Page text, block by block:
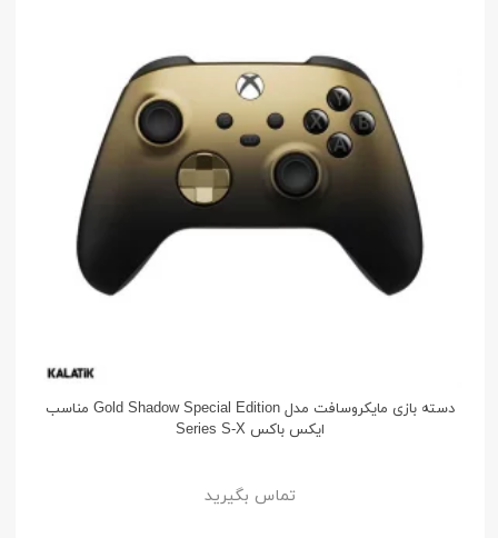
دسته بازی مایکروسافت مدل Gold Shadow Special Edition مناسب
ایکس باکس Series S-X
تماس بگیرید